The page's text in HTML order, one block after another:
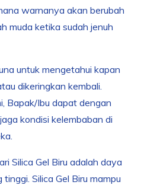
warnanya akan berubah
muda ketika sudah jenuh
untuk mengetahui kapan
dikeringkan kembali.
Bapak/Ibu dapat dengan
kondisi kelembaban di
Silica Gel Biru adalah daya
Silica Gel Biru mampu